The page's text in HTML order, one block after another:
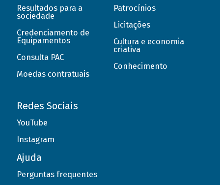
Resultados para a
sociedade
Credenciamento de
Equipamentos
Consulta PAC
Moedas contratuais
Patrocínios
Licitações
Cultura e economia
criativa
Conhecimento
Redes Sociais
YouTube
Instagram
Ajuda
Perguntas frequentes